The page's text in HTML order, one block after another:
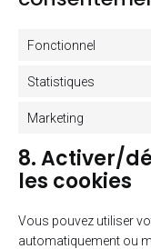
Fonctionnel
Statistiques
Marketing
8. Activer/
les cookies
Vous pouvez utiliser
automatiquement ou